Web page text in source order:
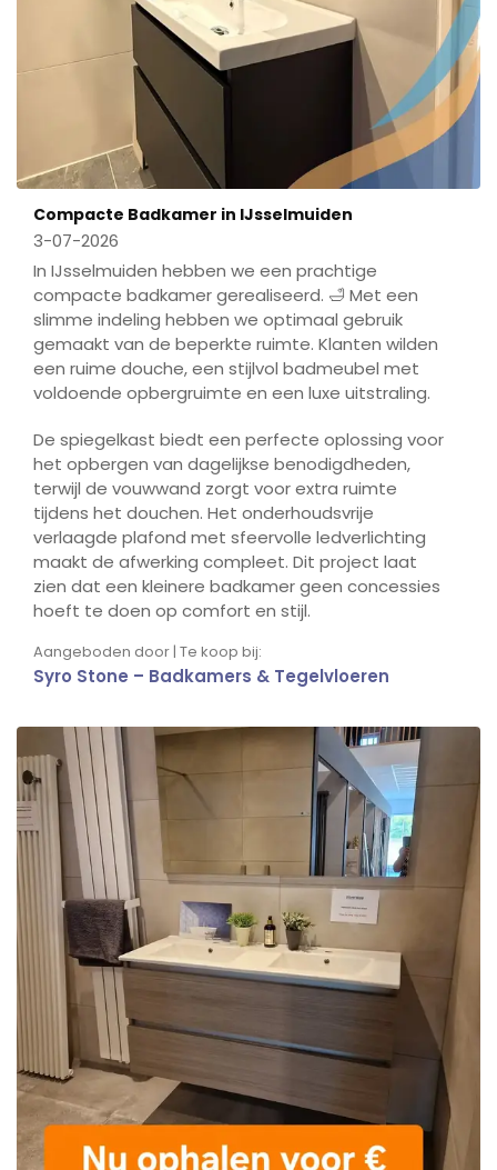
Compacte Badkamer in IJsselmuiden
3-07-2026
In IJsselmuiden hebben we een prachtige
compacte badkamer gerealiseerd. 🛁 Met een
slimme indeling hebben we optimaal gebruik
gemaakt van de beperkte ruimte. Klanten wilden
een ruime douche, een stijlvol badmeubel met
voldoende opbergruimte en een luxe uitstraling.
De spiegelkast biedt een perfecte oplossing voor
het opbergen van dagelijkse benodigdheden,
terwijl de vouwwand zorgt voor extra ruimte
tijdens het douchen. Het onderhoudsvrije
verlaagde plafond met sfeervolle ledverlichting
maakt de afwerking compleet. Dit project laat
zien dat een kleinere badkamer geen concessies
hoeft te doen op comfort en stijl.
Aangeboden door | Te koop bij:
Syro Stone – Badkamers & Tegelvloeren